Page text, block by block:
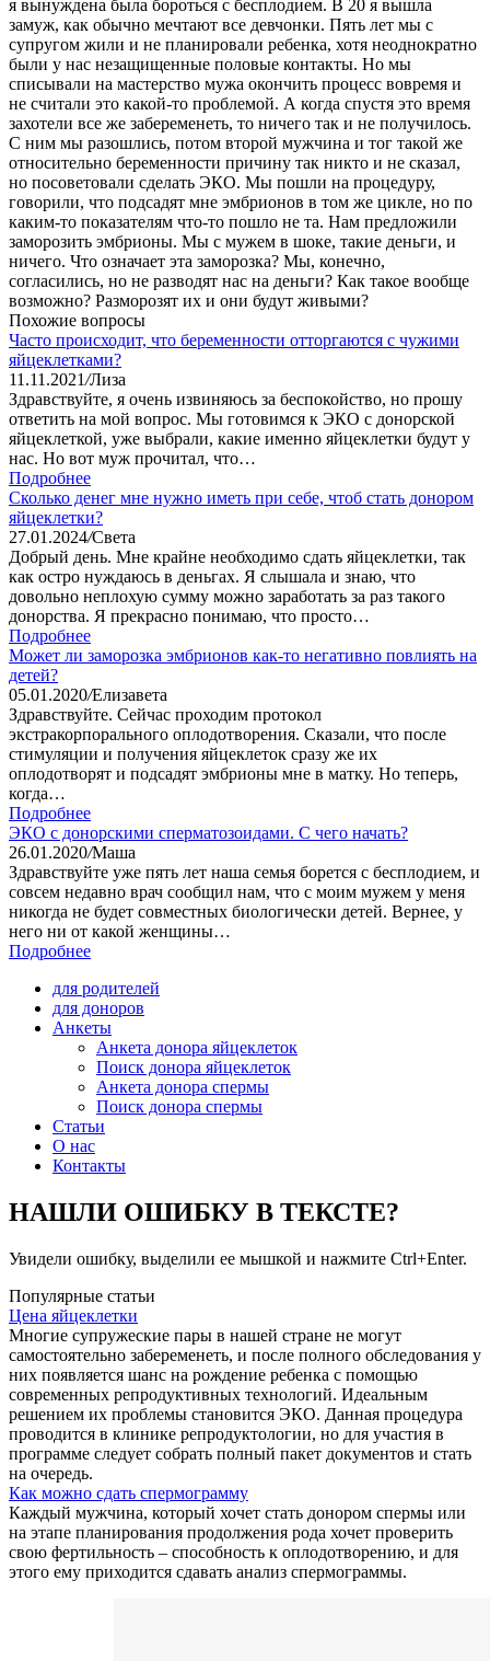
я вынуждена была бороться с бесплодием. В 20 я вышла
замуж, как обычно мечтают все девчонки. Пять лет мы с
супругом жили и не планировали ребенка, хотя неоднократно
были у нас незащищенные половые контакты. Но мы
списывали на мастерство мужа окончить процесс вовремя и
не считали это какой-то проблемой. А когда спустя это время
захотели все же забеременеть, то ничего так и не получилось.
С ним мы разошлись, потом второй мужчина и тог такой же
относительно беременности причину так никто и не сказал,
но посоветовали сделать ЭКО. Мы пошли на процедуру,
говорили, что подсадят мне эмбрионов в том же цикле, но по
каким-то показателям что-то пошло не та. Нам предложили
заморозить эмбрионы. Мы с мужем в шоке, такие деньги, и
ничего. Что означает эта заморозка? Мы, конечно,
согласились, но не разводят нас на деньги? Как такое вообще
возможно? Разморозят их и они будут живыми?
Похожие вопросы
Часто происходит, что беременности отторгаются с чужими
яйцеклетками?
11.11.2021/Лиза
Здравствуйте, я очень извиняюсь за беспокойство, но прошу
ответить на мой вопрос. Мы готовимся к ЭКО с донорской
яйцеклеткой, уже выбрали, какие именно яйцеклетки будут у
нас. Но вот муж прочитал, что…
Подробнее
Сколько денег мне нужно иметь при себе, чтоб стать донором
яйцеклетки?
27.01.2024/Света
Добрый день. Мне крайне необходимо сдать яйцеклетки, так
как остро нуждаюсь в деньгах. Я слышала и знаю, что
довольно неплохую сумму можно заработать за раз такого
донорства. Я прекрасно понимаю, что просто…
Подробнее
Может ли заморозка эмбрионов как-то негативно повлиять на
детей?
05.01.2020/Елизавета
Здравствуйте. Сейчас проходим протокол
экстракорпорального оплодотворения. Сказали, что после
стимуляции и получения яйцеклеток сразу же их
оплодотворят и подсадят эмбрионы мне в матку. Но теперь,
когда…
Подробнее
ЭКО с донорскими сперматозоидами. С чего начать?
26.01.2020/Маша
Здравствуйте уже пять лет наша семья борется с бесплодием, и
совсем недавно врач сообщил нам, что с моим мужем у меня
никогда не будет совместных биологически детей. Вернее, у
него ни от какой женщины…
Подробнее
для родителей
для доноров
Анкеты
Анкета донора яйцеклеток
Поиск донора яйцеклеток
Анкета донора спермы
Поиск донора спермы
Статьи
О нас
Контакты
НАШЛИ ОШИБКУ В ТЕКСТЕ?
Увидели ошибку, выделили ее мышкой и нажмите Ctrl+Enter.
Популярные статьи
Цена яйцеклетки
Многие супружеские пары в нашей стране не могут
самостоятельно забеременеть, и после полного обследования у
них появляется шанс на рождение ребенка с помощью
современных репродуктивных технологий. Идеальным
решением их проблемы становится ЭКО. Данная процедура
проводится в клинике репродуктологии, но для участия в
программе следует собрать полный пакет документов и стать
на очередь.
Как можно сдать спермограмму
Каждый мужчина, который хочет стать донором спермы или
на этапе планирования продолжения рода хочет проверить
свою фертильность – способность к оплодотворению, и для
этого ему приходится сдавать анализ спермограммы.